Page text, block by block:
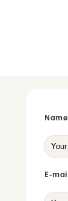
Name
E-mail